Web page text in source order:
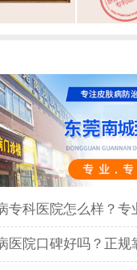
专科医院怎么样？专
医院口碑好吗？正规